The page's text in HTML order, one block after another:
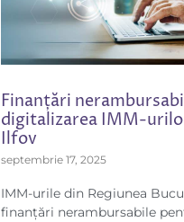
Finanțări
digitalizarea IMM-
Ilfov
septembrie 17, 2025
IMM-urile din Regiunea
finanțări nerambursabile